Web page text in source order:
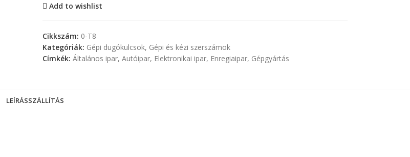
Add to wishlist
Cikkszám: 0-T8
Kategóriák: Gépi dugókulcsok, Gépi és kézi szerszámok
Címkék: Általános ipar, Autóipar, Elektronikai ipar, Enregiaipar, Gépgyártás
LEÍRÁSSZÁLLÍTÁS